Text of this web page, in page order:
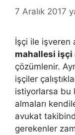
7 Aralık 2017
İşçi ile işveren
mahallesi işçi
çözümlenir.
işçiler
istiyorlarsa bu
almaları
avukat
gerekenler